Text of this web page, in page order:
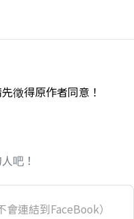
徵得原作者同意！
吧！
會連結到FaceBook）